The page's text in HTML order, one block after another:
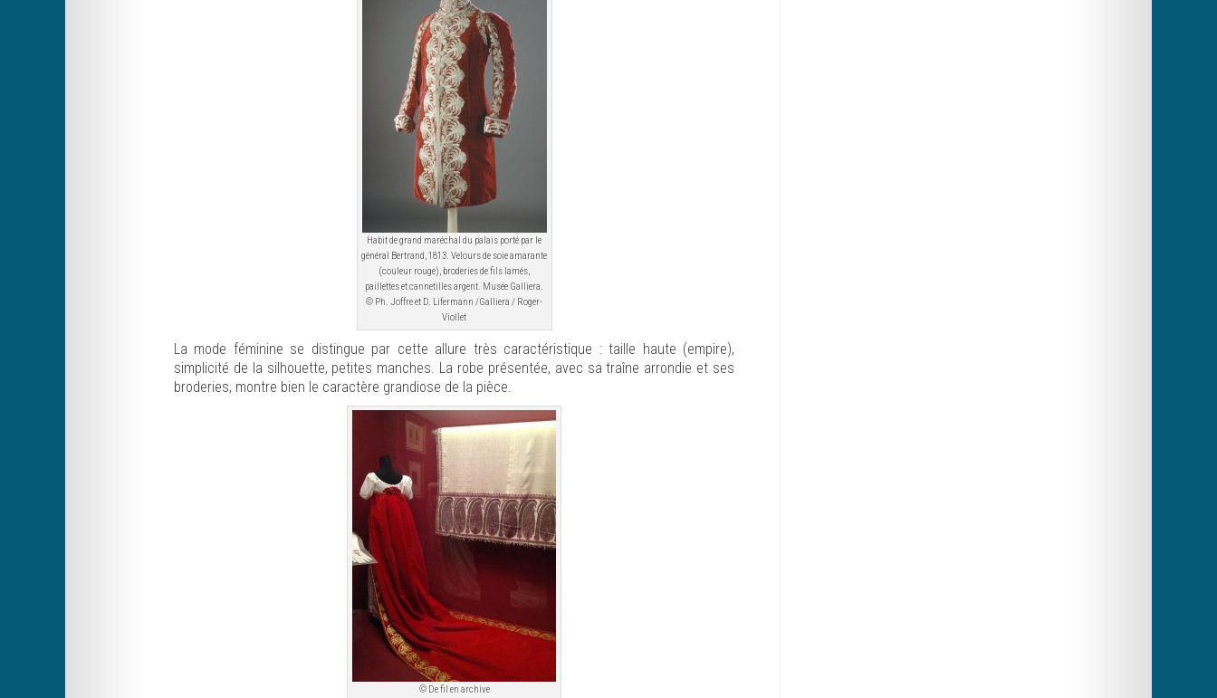
Habit de grand maréchal du palais porté par le
général Bertrand, 1813. Velours de soie amarante
(couleur rouge), broderies de fils lamés,
paillettes et cannetilles argent. Musée Galliera.
© Ph. Joffre et D. Lifermann /Galliera / Roger-
Viollet
La mode féminine se distingue par cette allure très caractéristique : taille haute (empire),
simplicité de la silhouette, petites manches. La robe présentée, avec sa traîne arrondie et ses
broderies, montre bien le caractère grandiose de la pièce.
© De fil en archive